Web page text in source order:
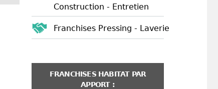
Construction - Entretien
Franchises Pressing - Laverie
FRANCHISES HABITAT PAR
APPORT :